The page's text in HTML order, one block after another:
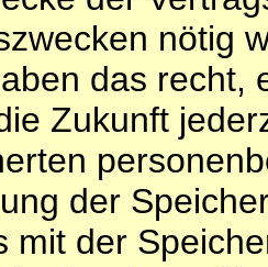
nötig
das recht,
Zukunft
der
mit der